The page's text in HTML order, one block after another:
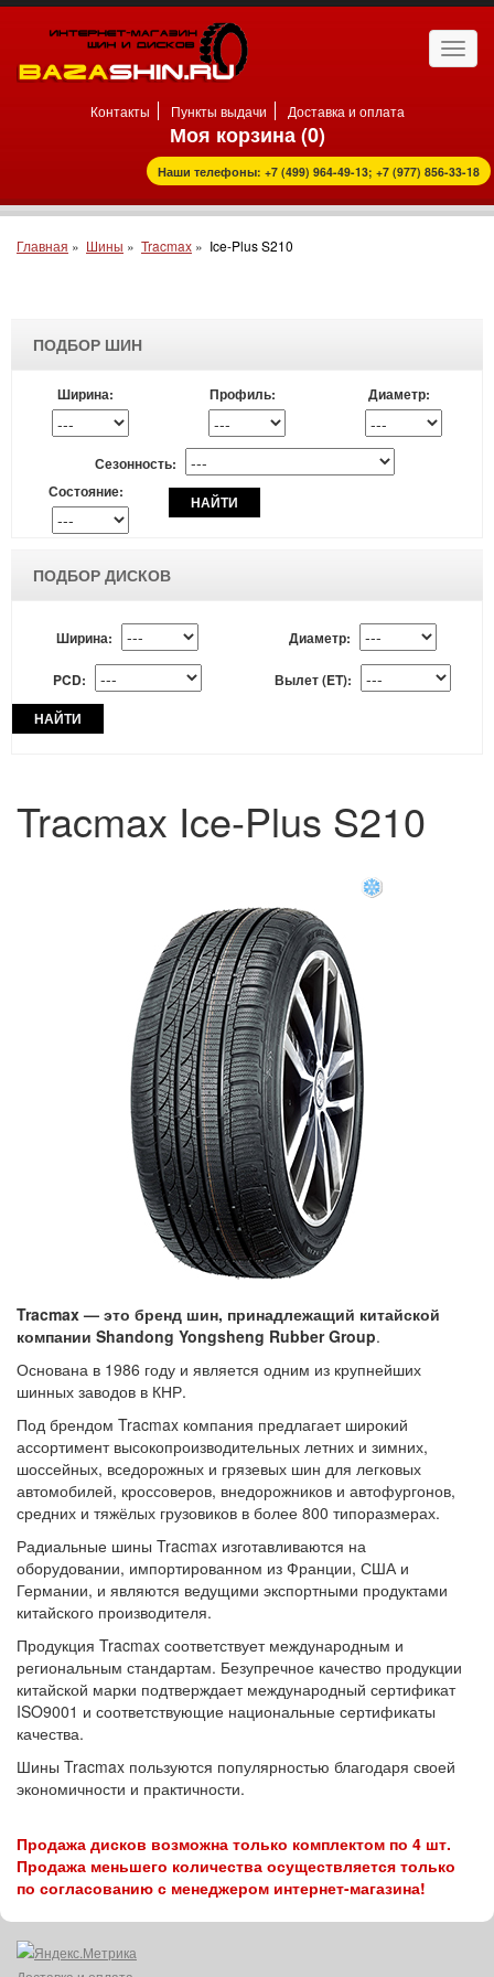
Контакты Пункты выдачи Доставка и оплата
Моя корзина (0)
Наши телефоны: +7 (499) 964-49-13; +7 (977) 856-33-18
Главная » Шины » Tracmax » Ice-Plus S210
ПОДБОР ШИН
Ширина: Профиль: Диаметр:
Сезонность:
Состояние:
НАЙТИ
ПОДБОР ДИСКОВ
Ширина: Диаметр:
PCD:
Вылет (ET):
НАЙТИ
Tracmax Ice-Plus S210
Tracmax — это бренд шин, принадлежащий китайской
компании Shandong Yongsheng Rubber Group.
Основана в 1986 году и является одним из крупнейших
шинных заводов в КНР.
Под брендом Tracmax компания предлагает широкий
ассортимент высокопроизводительных летних и зимних,
шоссейных, вседорожных и грязевых шин для легковых
автомобилей, кроссоверов, внедорожников и автофургонов,
средних и тяжёлых грузовиков в более 800 типоразмерах.
Радиальные шины Tracmax изготавливаются на
оборудовании, импортированном из Франции, США и
Германии, и являются ведущими экспортными продуктами
китайского производителя.
Продукция Tracmax соответствует международным и
региональным стандартам. Безупречное качество продукции
китайской марки подтверждает международный сертификат
ISO9001 и соответствующие национальные сертификаты
качества.
Шины Tracmax пользуются популярностью благодаря своей
экономичности и практичности.
Продажа дисков возможна только комплектом по 4 шт.
Продажа меньшего количества осуществляется только
по согласованию с менеджером интернет-магазина!